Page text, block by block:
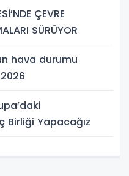
ÇEVRE
SÜRÜYOR
hava durumu
Birliği Yapacağız